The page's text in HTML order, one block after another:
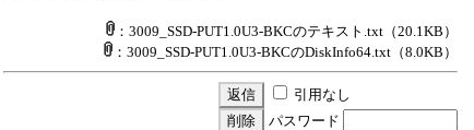
：3009_SSD-PUT1.0U3-BKCのテキスト.txt （20.1KB）
：3009_SSD-PUT1.0U3-BKCのDiskInfo64.txt （8.0KB）
引用なし
パスワード